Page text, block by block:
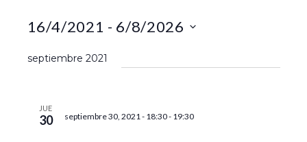
16/4/2021 - 6/8/2026
e
septiembre 2021
JUE
30 septiembre 30, 2021 - 18:30- 19:30